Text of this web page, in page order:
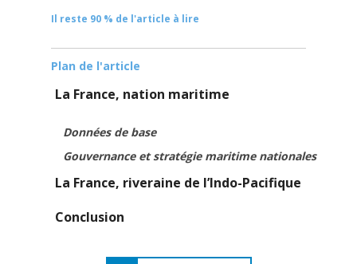
Il reste 90 % de l'article à lire
Plan de l'article
La France, nation maritime
Données de base
Gouvernance et stratégie maritime nationales
La France, riveraine de l’Indo-Pacifique
Conclusion